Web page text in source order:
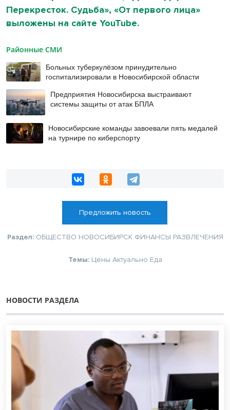
Перекресток. Судьба», «От первого лица»
выложены на сайте YouTube.
Районные СМИ
Больных туберкулёзом принудительно
госпитализировали в Новосибирской области
Предприятия Новосибирска выстраивают
системы защиты от атак БПЛА
Новосибирские команды завоевали пять медалей
на турнире по киберспорту
Предложить новость
Раздел: ОБЩЕСТВО НОВОСИБИРСК ФИНАНСЫ РАЗВЛЕЧЕНИЯ
Темы: Цены Актуально Еда
НОВОСТИ РАЗДЕЛА